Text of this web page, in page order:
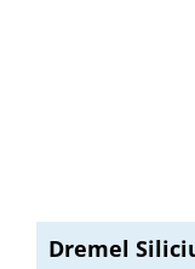
Dremel